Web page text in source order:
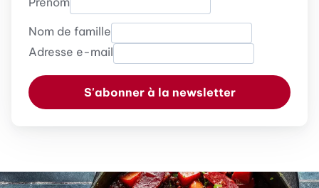
Nom de famille
Adresse e-mail
S'abonner à la newsletter